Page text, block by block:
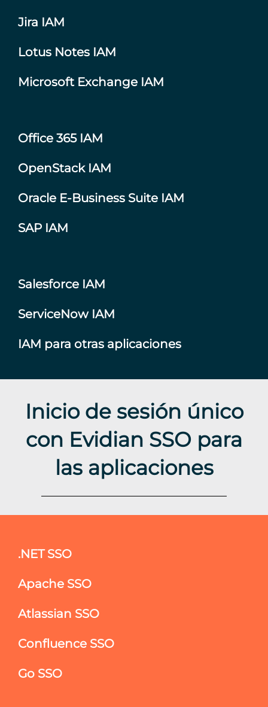
Jira IAM
Lotus Notes IAM
Microsoft Exchange IAM
Office 365 IAM
OpenStack IAM
Oracle E-Business Suite IAM
SAP IAM
Salesforce IAM
ServiceNow IAM
IAM para otras aplicaciones
Inicio de sesión único
con Evidian SSO para
las aplicaciones
.NET SSO
Apache SSO
Atlassian SSO
Confluence SSO
Go SSO